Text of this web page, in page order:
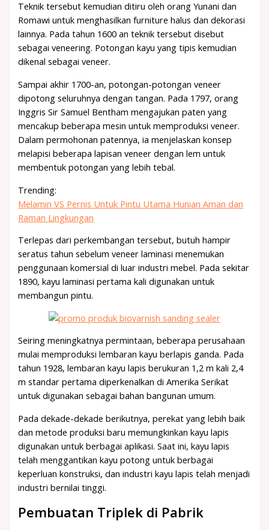
Teknik tersebut kemudian ditiru oleh orang Yunani dan
Romawi untuk menghasilkan furniture halus dan dekorasi
lainnya. Pada tahun 1600 an teknik tersebut disebut
sebagai veneering. Potongan kayu yang tipis kemudian
dikenal sebagai veneer.
Sampai akhir 1700-an, potongan-potongan veneer
dipotong seluruhnya dengan tangan. Pada 1797, orang
Inggris Sir Samuel Bentham mengajukan paten yang
mencakup beberapa mesin untuk memproduksi veneer.
Dalam permohonan patennya, ia menjelaskan konsep
melapisi beberapa lapisan veneer dengan lem untuk
membentuk potongan yang lebih tebal.
Trending:
Melamin VS Pernis Untuk Pintu Utama Hunian Aman dan
Raman Lingkungan
Terlepas dari perkembangan tersebut, butuh hampir
seratus tahun sebelum veneer laminasi menemukan
penggunaan komersial di luar industri mebel. Pada sekitar
1890, kayu laminasi pertama kali digunakan untuk
membangun pintu.
Seiring meningkatnya permintaan, beberapa perusahaan
mulai memproduksi lembaran kayu berlapis ganda. Pada
tahun 1928, lembaran kayu lapis berukuran 1,2 m kali 2,4
m standar pertama diperkenalkan di Amerika Serikat
untuk digunakan sebagai bahan bangunan umum.
Pada dekade-dekade berikutnya, perekat yang lebih baik
dan metode produksi baru memungkinkan kayu lapis
digunakan untuk berbagai aplikasi. Saat ini, kayu lapis
telah menggantikan kayu potong untuk berbagai
keperluan konstruksi, dan industri kayu lapis telah menjadi
industri bernilai tinggi.
Pembuatan Triplek di Pabrik